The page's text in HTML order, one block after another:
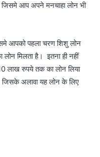
जिसमे आप अपने मनचाहा लोन भी
आपको पहला चरण शिशु लोन
मिलता है। इतना ही नहीं
लाख रुपये तक का लोन लिया
जिसके अलावा यह लोन के लिए